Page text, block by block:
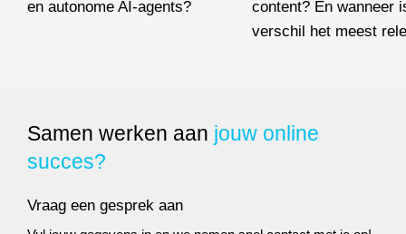
en autonome AI-agents?
Wat is autonome AI? En wat is het verschil tussen generieke
content? En wanneer
verschil het meest
Samen werken aan jouw online
succes?
Vraag een gesprek aan